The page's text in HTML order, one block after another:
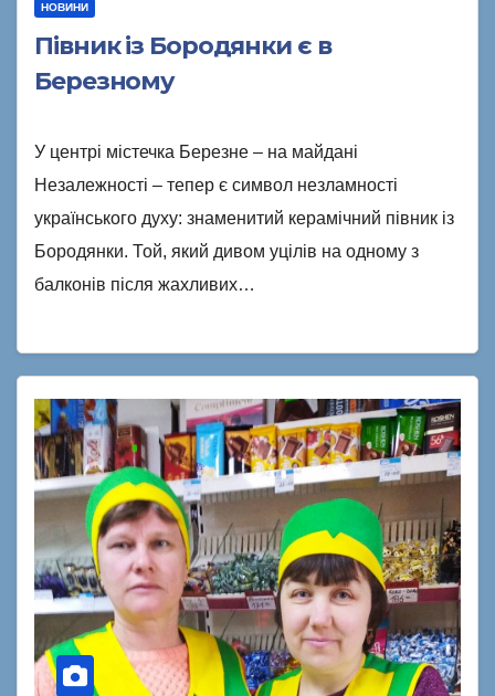
НОВИНИ
Півник із Бородянки є в
Березному
У центрі містечка Березне – на майдані
Незалежності – тепер є символ незламності
українського духу: знаменитий керамічний півник із
Бородянки. Той, який дивом уцілів на одному з
балконів після жахливих…